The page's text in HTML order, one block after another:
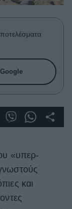
«υπερ-
και